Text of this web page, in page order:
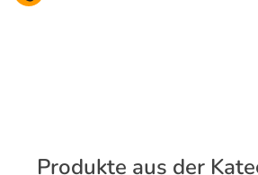
Produkte aus der